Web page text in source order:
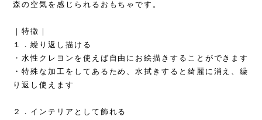
森の空気を感じられるおもちゃです。
｜特徴｜
１．繰り返し描ける
・水性クレヨンを使えば自由にお絵描きすることができます
・特殊な加工をしてあるため、水拭きすると綺麗に消え、繰
り返し使えます
２．インテリアとして飾れる